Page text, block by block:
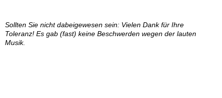
Sollten Sie nicht dabeigewesen sein: Vielen Dank für Ihre
Toleranz! Es gab (fast) keine Beschwerden wegen der lauten
Musik.